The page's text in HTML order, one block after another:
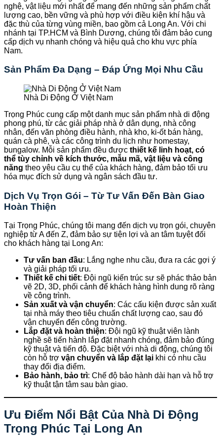
nghệ, vật liệu mới nhất để mang đến những sản phẩm chất
lượng cao, bền vững và phù hợp với điều kiện khí hậu và
đặc thù của từng vùng miền, bao gồm cả Long An. Với chi
nhánh tại TP.HCM và Bình Dương, chúng tôi đảm bảo cung
cấp dịch vụ nhanh chóng và hiệu quả cho khu vực phía
Nam.
Sản Phẩm Đa Dạng – Đáp Ứng Mọi Nhu Cầu
Nhà Di Động Ở Việt Nam
Trọng Phúc cung cấp một danh mục sản phẩm nhà di động
phong phú, từ các giải pháp nhà ở dân dụng, nhà công
nhân, đến văn phòng điều hành, nhà kho, ki-ốt bán hàng,
quán cà phê, và các công trình du lịch như homestay,
bungalow. Mỗi sản phẩm đều được thiết kế linh hoạt, có
thể tùy chỉnh về kích thước, mẫu mã, vật liệu và công
năng theo yêu cầu cụ thể của khách hàng, đảm bảo tối ưu
hóa mục đích sử dụng và ngân sách đầu tư.
Dịch Vụ Trọn Gói – Từ Tư Vấn Đến Bàn Giao
Hoàn Thiện
Tại Trọng Phúc, chúng tôi mang đến dịch vụ trọn gói, chuyên
nghiệp từ A đến Z, đảm bảo sự tiện lợi và an tâm tuyệt đối
cho khách hàng tại Long An:
Tư vấn ban đầu: Lắng nghe nhu cầu, đưa ra các gợi ý
và giải pháp tối ưu.
Thiết kế chi tiết: Đội ngũ kiến trúc sư sẽ phác thảo bản
vẽ 2D, 3D, phối cảnh để khách hàng hình dung rõ ràng
về công trình.
Sản xuất và vận chuyển: Các cấu kiện được sản xuất
tại nhà máy theo tiêu chuẩn chất lượng cao, sau đó
vận chuyển đến công trường.
Lắp đặt và hoàn thiện: Đội ngũ kỹ thuật viên lành
nghề sẽ tiến hành lắp đặt nhanh chóng, đảm bảo đúng
kỹ thuật và tiến độ. Đặc biệt với nhà di động, chúng tôi
còn hỗ trợ vận chuyển và lắp đặt lại khi có nhu cầu
thay đổi địa điểm.
Bảo hành, bảo trì: Chế độ bảo hành dài hạn và hỗ trợ
kỹ thuật tận tâm sau bàn giao.
Ưu Điểm Nổi Bật Của Nhà Di Động
Trọng Phúc Tại Long An